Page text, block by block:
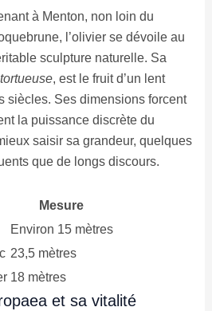
à Menton, non loin du
l’olivier se dévoile au
sculpture naturelle. Sa
, est le fruit d’un lent
siècles. Ses dimensions forcent
la puissance discrète du
saisir sa grandeur, quelques
que de longs discours.
Mesure
Environ 15 mètres
23,5 mètres
18 mètres
et sa vitalité